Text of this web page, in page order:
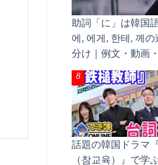
助詞「に」は韓国
에, 에게, 한테, 께
分け｜例文・動画
話題の韓国ドラマ
（참교육）』で学